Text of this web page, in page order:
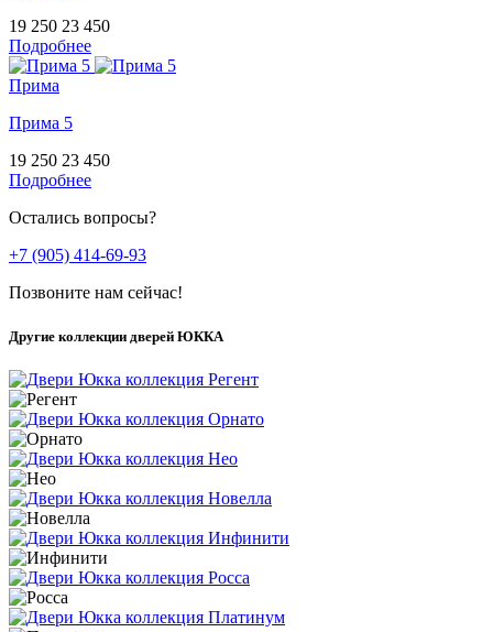
19 250 23 450
Подробнее
Прима
Прима 5
19 250 23 450
Подробнее
Остались вопросы?
+7 (905) 414-69-93
Позвоните нам сейчас!
Другие коллекции дверей ЮККА